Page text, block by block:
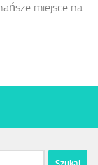
miejsce na